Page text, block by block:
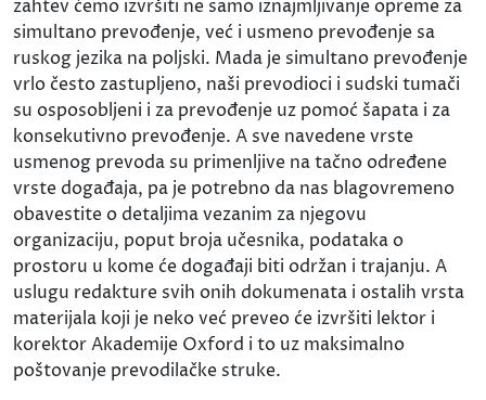
zahtev ćemo izvršiti ne samo iznajmljivanje opreme za
simultano prevođenje, već i usmeno prevođenje sa
ruskog jezika na poljski. Mada je simultano prevođenje
vrlo često zastupljeno, naši prevodioci i sudski tumači
su osposobljeni i za prevođenje uz pomoć šapata i za
konsekutivno prevođenje. A sve navedene vrste
usmenog prevoda su primenljive na tačno određene
vrste događaja, pa je potrebno da nas blagovremeno
obavestite o detaljima vezanim za njegovu
organizaciju, poput broja učesnika, podataka o
prostoru u kome će događaji biti održan i trajanju. A
uslugu redakture svih onih dokumenata i ostalih vrsta
materijala koji je neko već preveo će izvršiti lektor i
korektor Akademije Oxford i to uz maksimalno
poštovanje prevodilačke struke.